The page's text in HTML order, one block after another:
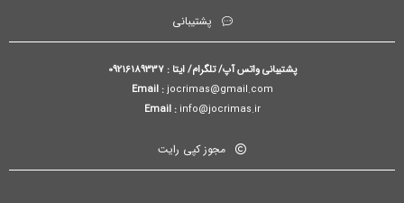
پشتیبانی
پشتیبانی واتس آپ/ تلگرام/ ایتا : 09216189337
Email :jocrimas@gmail.com
Email :info@jocrimas.ir
مجوز کپی رایت